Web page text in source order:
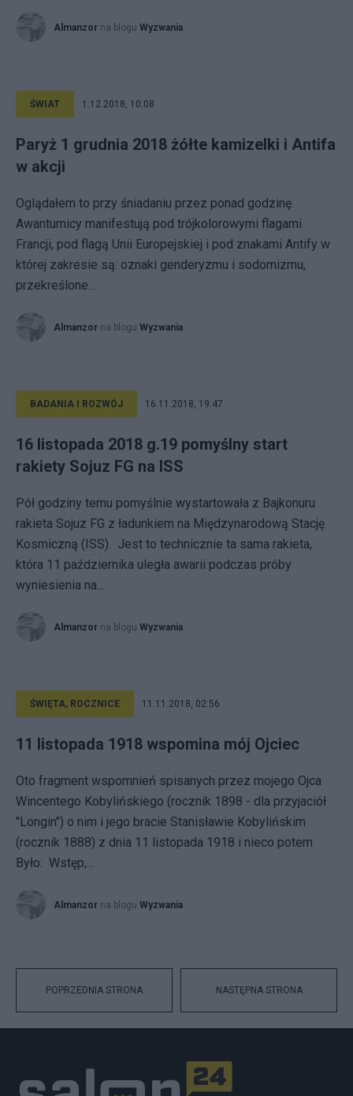
Almanzor na blogu Wyzwania
ŚWIAT 1.12.2018, 10:08
Paryż 1 grudnia 2018 żółte kamizelki i Antifa
w akcji
Oglądałem to przy śniadaniu przez ponad godzinę.
Awanturnicy manifestują pod trójkolorowymi flagami
Francji, pod flagą Unii Europejskiej i pod znakami Antify w
której zakresie są: oznaki genderyzmu i sodomizmu,
przekreślone...
Almanzor na blogu Wyzwania
BADANIA I ROZWÓJ 16.11.2018, 19:47
16 listopada 2018 g.19 pomyślny start
rakiety Sojuz FG na ISS
Pół godziny temu pomyślnie wystartowała z Bajkonuru
rakieta Sojuz FG z ładunkiem na Międzynarodową Stację
Kosmiczną (ISS). Jest to technicznie ta sama rakieta,
która 11 października uległa awarii podczas próby
wyniesienia na...
Almanzor na blogu Wyzwania
ŚWIĘTA, ROCZNICE 11.11.2018, 02:56
11 listopada 1918 wspomina mój Ojciec
Oto fragment wspomnień spisanych przez mojego Ojca
Wincentego Kobylińskiego (rocznik 1898 - dla przyjaciół
"Longin") o nim i jego bracie Stanisławie Kobylińskim
(rocznik 1888) z dnia 11 listopada 1918 i nieco potem
Było: Wstęp,...
Almanzor na blogu Wyzwania
POPRZEDNIA STRONA NASTĘPNA STRONA